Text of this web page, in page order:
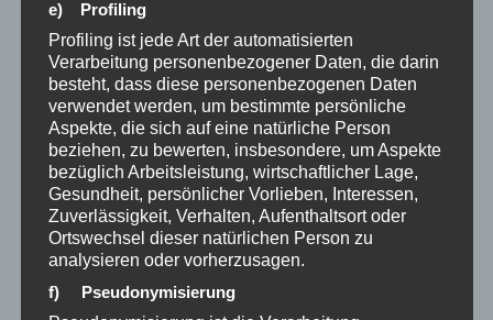
3.Wie du den Shift
von der Frage zur
Antwort beschleunigst
Wenn Fragen das Gehirn öffnen und die
Identität Zeit braucht, um nachzuziehen, wie
e) Profiling
Profiling ist jede Art der automatisierten
Verarbeitung personenbezogener Daten, die darin
besteht, dass diese personenbezogenen Daten
verwendet werden, um bestimmte persönliche
Aspekte, die sich auf eine natürliche Person
beziehen, zu bewerten, insbesondere, um Aspekte
bezüglich Arbeitsleistung, wirtschaftlicher Lage,
Gesundheit, persönlicher Vorlieben, Interessen,
Zuverlässigkeit, Verhalten, Aufenthaltsort oder
Ortswechsel dieser natürlichen Person zu
analysieren oder vorherzusagen.
f) Pseudonymisierung